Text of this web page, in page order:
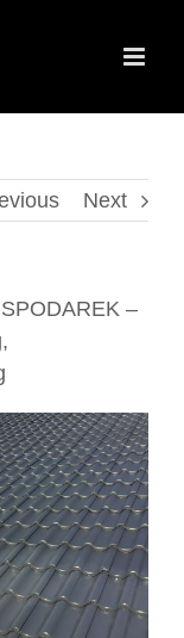
Next
–